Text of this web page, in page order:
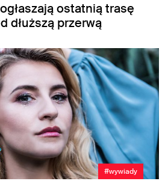
ogłaszają ostatnią trasę
dłuższą przerwą
#wywiady